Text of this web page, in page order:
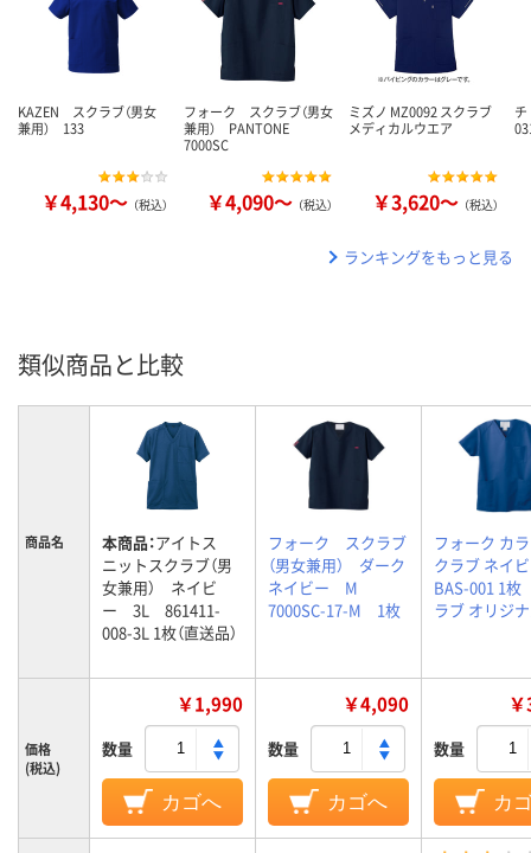
KAZEN スクラブ（男女
兼用） 133
￥4,130～ （税込）
フォーク スクラブ（男女
兼用） PANTONE
7000SC
￥4,090～ （税込）
ミズノ MZ0092 スクラブ
メディカルウエア
￥3,620～ （税込）
ランキングをもっと見る
類似商品と比較
商品名 本商品：アイトス
ニットスクラブ（男
女兼用） ネイビ
ー 3L 861411-
008-3L 1枚（直送品）
フォーク スクラブ
（男女兼用） ダーク
ネイビー M
7000SC-17-M 1枚
フォーク カ
クラブ ネイ
BAS-001 1
ラブ オリジ
価格
(税込)
￥1,990
数量
カゴへ
￥4,090
数量
カゴへ
数量
カ